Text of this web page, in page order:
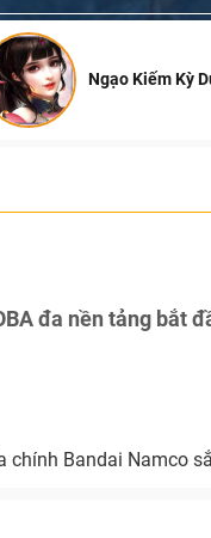
Ngạo Kiếm Kỳ
đa nền tảng bắt
chính Bandai Namco